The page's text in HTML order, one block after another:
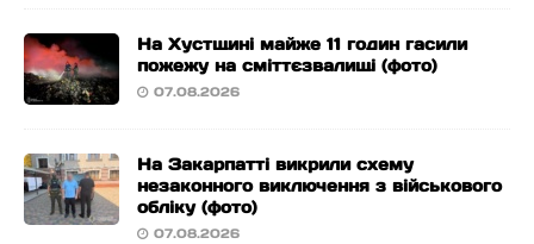
На Хустщині майже 11 годин гасили
пожежу на сміттєзвалищі (фото)
07.08.2026
На Закарпатті викрили схему
незаконного виключення з військового
обліку (фото)
07.08.2026